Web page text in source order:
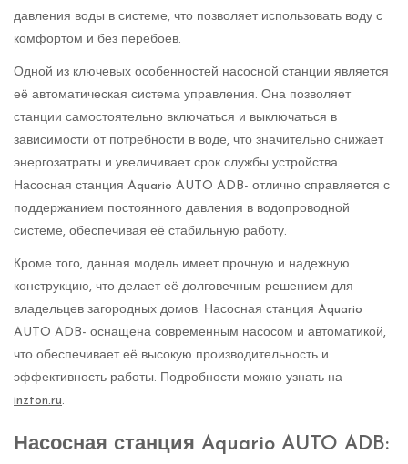
давления воды в системе, что позволяет использовать воду с
комфортом и без перебоев.
Одной из ключевых особенностей насосной станции является
её автоматическая система управления. Она позволяет
станции самостоятельно включаться и выключаться в
зависимости от потребности в воде, что значительно снижает
энергозатраты и увеличивает срок службы устройства.
Насосная станция Aquario AUTO ADB- отлично справляется с
поддержанием постоянного давления в водопроводной
системе, обеспечивая её стабильную работу.
Кроме того, данная модель имеет прочную и надежную
конструкцию, что делает её долговечным решением для
владельцев загородных домов. Насосная станция Aquario
AUTO ADB- оснащена современным насосом и автоматикой,
что обеспечивает её высокую производительность и
эффективность работы. Подробности можно узнать на
inzton.ru.
Насосная станция Aquario AUTO ADB: